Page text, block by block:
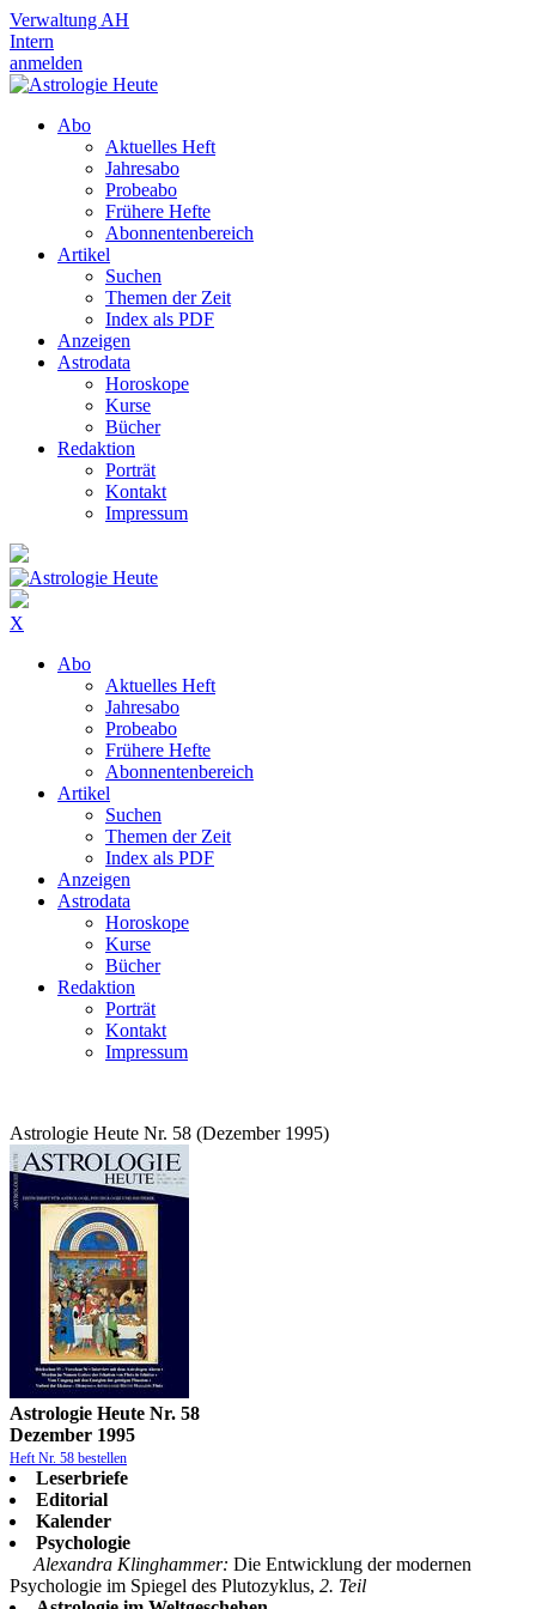
Verwaltung AH
Intern
anmelden
Abo
Aktuelles Heft
Jahresabo
Probeabo
Frühere Hefte
Abonnentenbereich
Artikel
Suchen
Themen der Zeit
Index als PDF
Anzeigen
Astrodata
Horoskope
Kurse
Bücher
Redaktion
Porträt
Kontakt
Impressum
X
Abo
Aktuelles Heft
Jahresabo
Probeabo
Frühere Hefte
Abonnentenbereich
Artikel
Suchen
Themen der Zeit
Index als PDF
Anzeigen
Astrodata
Horoskope
Kurse
Bücher
Redaktion
Porträt
Kontakt
Impressum
Astrologie Heute Nr. 58 (Dezember 1995)
Astrologie Heute Nr. 58
Dezember 1995
Heft Nr. 58 bestellen
Leserbriefe
Editorial
Kalender
Psychologie
Alexandra Klinghammer: Die Entwicklung der modernen
Psychologie im Spiegel des Plutozyklus, 2. Teil